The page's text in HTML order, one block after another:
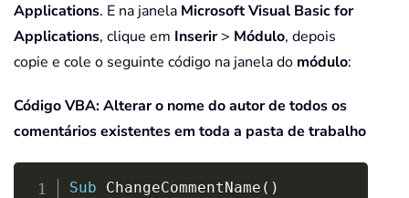
Applications. E na janela Microsoft Visual Basic for
Applications, clique em Inserir> Módulo, depois
copie e cole o seguinte código na janela do módulo:
Código VBA: Alterar o nome do autor de todos os
comentários existentes em toda a pasta de trabalho
Sub ChangeCommentName ( )